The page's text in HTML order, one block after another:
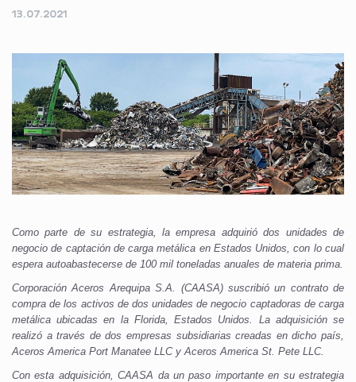
13.07.2021
Como parte de su estrategia, la empresa adquirió dos unidades de
negocio de captación de carga metálica en Estados Unidos, con lo cual
espera autoabastecerse de 100 mil toneladas anuales de materia prima.
Corporación Aceros Arequipa S.A. (CAASA) suscribió un contrato de
compra de los activos de dos unidades de negocio captadoras de carga
metálica ubicadas en la Florida, Estados Unidos. La adquisición se
realizó a través de dos empresas subsidiarias creadas en dicho país,
Aceros America Port Manatee LLC y Aceros America St. Pete LLC.
Con esta adquisición, CAASA da un paso importante en su estrategia